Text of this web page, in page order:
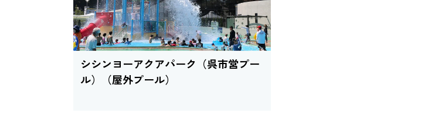
シシンヨーアクアパーク（呉市営プー
ル）（屋外プール）